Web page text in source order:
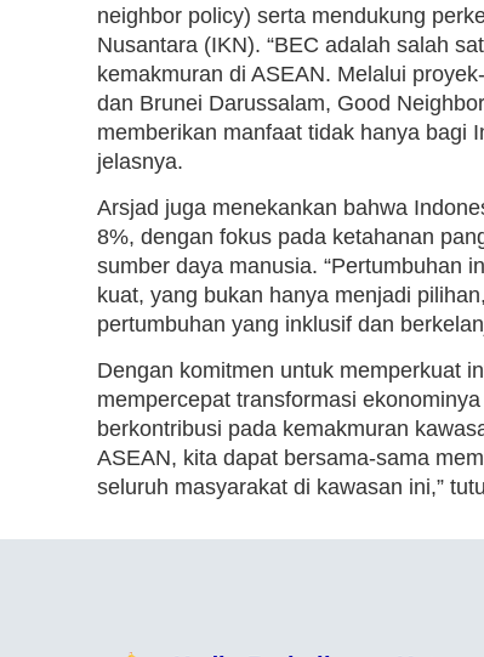
neighbor policy) serta mendukung
Nusantara (IKN). “BEC adalah salah
kemakmuran di ASEAN. Melalui
dan Brunei Darussalam, Good
memberikan manfaat tidak hanya bagi
jelasnya.
Arsjad juga menekankan bahwa
8%, dengan fokus pada ketahanan
sumber daya manusia. “Pertumbuhan
kuat, yang bukan hanya menjadi
pertumbuhan yang inklusif dan
Dengan komitmen untuk memperkuat
mempercepat transformasi
berkontribusi pada kemakmuran
ASEAN, kita dapat bersama-sama
seluruh masyarakat di kawasan ini,”